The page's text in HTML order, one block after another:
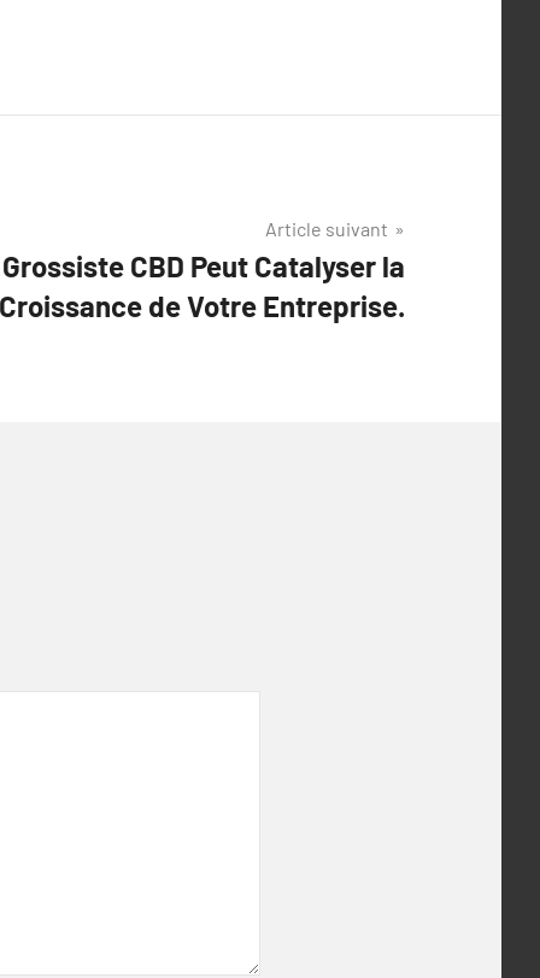
Article suivant
CBD Peut Catalyser la
Croissance de Votre Entreprise.